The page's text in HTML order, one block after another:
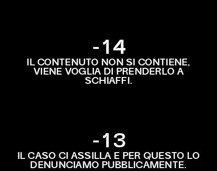
-14
IL CONTENUTO NON SI CONTIENE,
VIENE VOGLIA DI PRENDERLO A
SCHIAFFI.
-13
IL CASO CI ASSILLA E PER QUESTO LO
DENUNCIAMO PUBBLICAMENTE.